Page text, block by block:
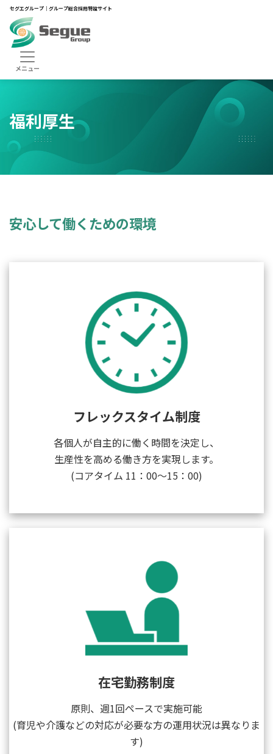
セグエグループ｜グループ総合採用特設サイト
HOME
福利厚生
安心して働くための環境
フレックスタイム制度
各個人が自主的に働く時間を決定し、
生産性を高める働き方を実現します。
(コアタイム 11：00～15：00)
在宅勤務制度
原則、週1回ペースで実施可能
(育児や介護などの対応が必要な方の運用状況は異なりま
す)